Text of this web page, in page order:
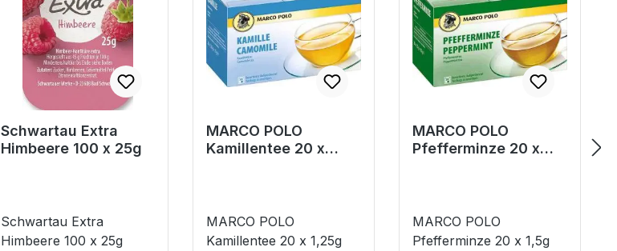
Schwartau Extra
Himbeere 100 x 25g
Schwartau Extra
Himbeere 100 x 25g
MARCO POLO
Kamillentee 20 x
MARCO POLO
Kamillentee 20 x 1,25g
MARCO POLO
Pfefferminze 20 x
MARCO POLO
Pfefferminze 20 x 1,5g